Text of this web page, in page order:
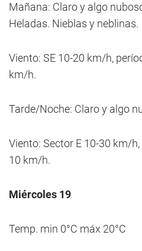
Mañana: Claro y algo
Heladas. Nieblas y neblinas.
Viento: SE 10-20 km/h,
km/h.
Tarde/Noche: Claro y algo
Viento: Sector E 10-30 km/
10 km/h.
Miércoles 19
Temp. min 0°C máx 20°C